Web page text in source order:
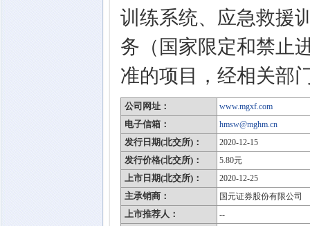
训练系统、应急救援
务（国家限定和禁止
准的项目，经相关部
公司网址： www.mgxf.com
电子信箱： hmsw@mghm.cn
发行日期(北交所)： 2020-12-15
发行价格(北交所)： 5.80元
上市日期(北交所)： 2020-12-25
主承销商： 国元证券股份有限公司
上市推荐人： --